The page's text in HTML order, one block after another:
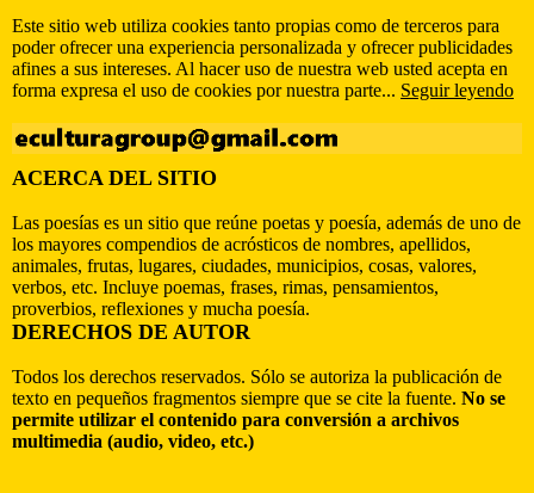
Este sitio web utiliza cookies tanto propias como de terceros para
poder ofrecer una experiencia personalizada y ofrecer publicidades
afines a sus intereses. Al hacer uso de nuestra web usted acepta en
forma expresa el uso de cookies por nuestra parte... Seguir leyendo
ACERCA DEL SITIO
Las poesías es un sitio que reúne poetas y poesía, además de uno de
los mayores compendios de acrósticos de nombres, apellidos,
animales, frutas, lugares, ciudades, municipios, cosas, valores,
verbos, etc. Incluye poemas, frases, rimas, pensamientos,
proverbios, reflexiones y mucha poesía.
DERECHOS DE AUTOR
Todos los derechos reservados. Sólo se autoriza la publicación de
texto en pequeños fragmentos siempre que se cite la fuente. No se
permite utilizar el contenido para conversión a archivos
multimedia (audio, video, etc.)